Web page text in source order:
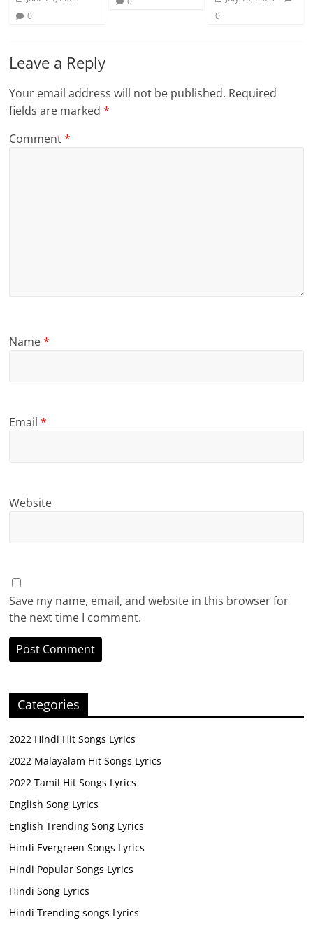
0
0
Leave a Reply
Your email address will not be published. Required
fields are marked*
Comment*
Name*
Email*
Website
Save my name, email, and website in this browser for
the next time I comment.
Categories
2022 Hindi Hit Songs Lyrics
2022 Malayalam Hit Songs Lyrics
2022 Tamil Hit Songs Lyrics
English Song Lyrics
English Trending Song Lyrics
Hindi Evergreen Songs Lyrics
Hindi Popular Songs Lyrics
Hindi Song Lyrics
Hindi Trending songs Lyrics